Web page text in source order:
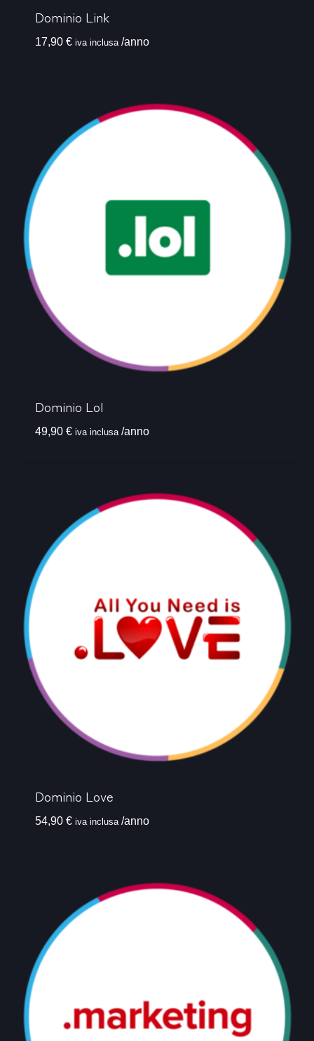
Dominio Link
17,90 € iva inclusa /anno
Dominio Lol
49,90 € iva inclusa /anno
Dominio Love
54,90 € iva inclusa /anno